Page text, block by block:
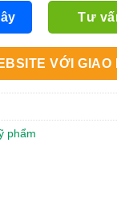
Tư
VỚI GIAO
phẩm